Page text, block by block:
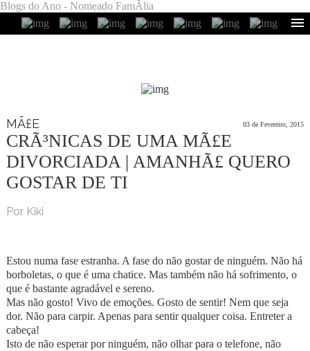
Blogs do Ano - Nomeado FamÃ­lia
MÃ£E 03 de Fevereiro, 2015
CRÃ³NICAS DE UMA MÃ£E
DIVORCIADA | AMANHÃ£ QUERO
GOSTAR DE TI
Por Kiki
Estou numa fase estranha. A fase do não gostar de ninguém. Não há
borboletas, o que é uma chatice. Mas também não há sofrimento, o
que é bastante agradável e sereno.
Mas não gosto! Vivo de emoções. Gosto de sentir! Nem que seja
dor. Não para carpir. Apenas para sentir qualquer coisa. Entreter a
cabeça!
Isto de não esperar por ninguém, não olhar para o telefone, não